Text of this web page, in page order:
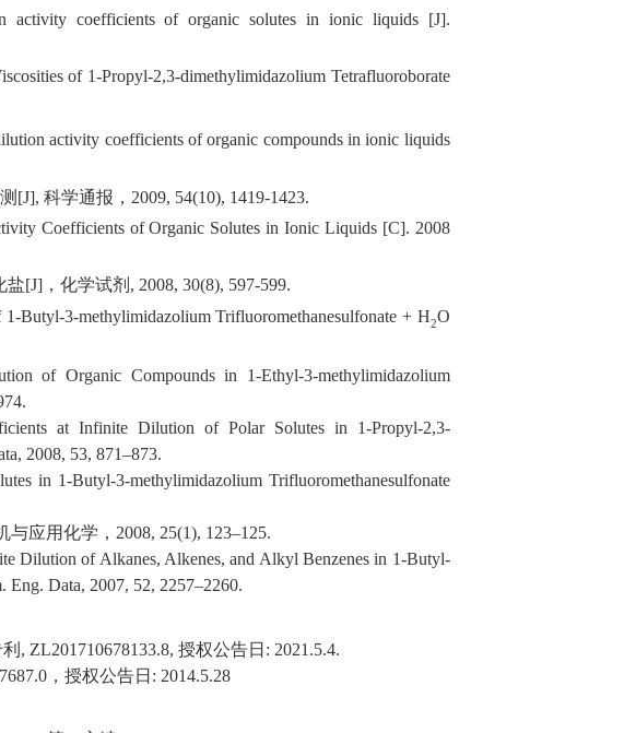
coefficients of organic solutes in ionic liquids [J].
of 1-Propyl-2,3-dimethylimidazolium Tetrafluoroborate
activity coefficients of organic compounds in ionic liquids
[J],科学通报， 2009, 54(10), 1419-1423.
Coefficients of Organic Solutes in Ionic Liquids [C]. 2008
盐[J] ，化学试剂 , 2008,30(8), 597-599.
Butyl-3-methylimidazolium Trifluoromethanesulfonate + H2O
of Organic Compounds in 1-Ethyl-3-methylimidazolium
at Infinite Dilution of Polar Solutes in 1-Propyl-2,3-
, 2008, 53, 871–873.
in 1-Butyl-3-methylimidazolium Trifluoromethanesulfonate
与应用化学， 2008, 25(1), 123–125.
Dilution of Alkanes, Alkenes, and Alkyl Benzenes in 1-Butyl-
Eng. Data, 2007, 52, 2257–2260.
, ZL201 710678133.8, 授权公告日 : 2021 .5.4.
，授权公告日 : 2014.5.28